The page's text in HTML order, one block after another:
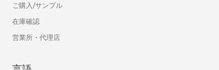
ご購入/サンプル
在庫確認
営業所・代理店